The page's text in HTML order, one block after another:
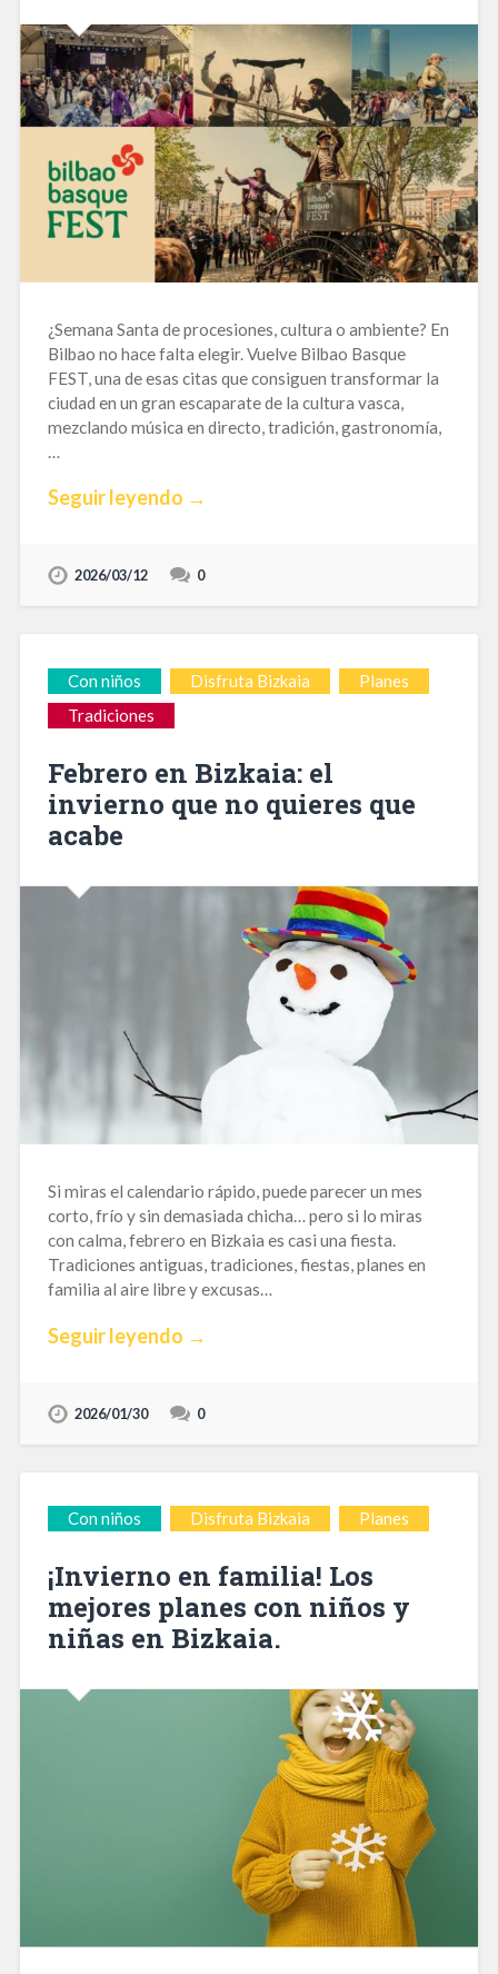
¿Semana Santa de procesiones, cultura o ambiente? En
Bilbao no hace falta elegir. Vuelve Bilbao Basque
FEST, una de esas citas que consiguen transformar la
ciudad en un gran escaparate de la cultura vasca,
mezclando música en directo, tradición, gastronomía,
…
Seguir leyendo →
2026/03/12 0
Con niños Disfruta Bizkaia
Planes
Tradiciones
Febrero en Bizkaia: el
invierno que no quieres que
acabe
Si miras el calendario rápido, puede parecer un mes
corto, frío y sin demasiada chicha… pero si lo miras
con calma, febrero en Bizkaia es casi una fiesta.
Tradiciones antiguas, tradiciones, fiestas, planes en
familia al aire libre y excusas…
Seguir leyendo →
2026/01/30 0
Con niños Disfruta Bizkaia Planes
¡Invierno en familia! Los
mejores planes con niños y
niñas en Bizkaia.